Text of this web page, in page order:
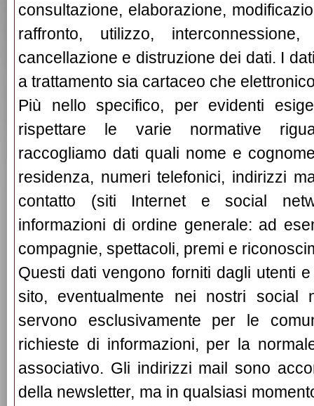
consultazione, elaborazione,
raffronto, utilizzo, interconnessione,
cancellazione e distruzione dei dati. I
a trattamento sia cartaceo che
Più nello specifico, per evidenti
rispettare le varie normative
raccogliamo dati quali nome e
residenza, numeri telefonici, indirizzi
contatto (siti Internet e social
informazioni di ordine generale: ad
compagnie, spettacoli, premi e
Questi dati vengono forniti dagli utenti
sito, eventualmente nei nostri social
servono esclusivamente per le
richieste di informazioni, per la
associativo. Gli indirizzi mail sono
della newsletter, ma in qualsiasi